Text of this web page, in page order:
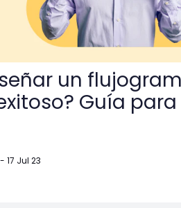
un
Guía
- 17 Jul 23